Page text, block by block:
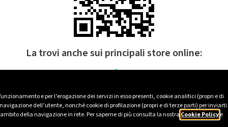
e per l’erogazione dei servizi in esso presenti, cookie analitici (propri e di
dell’utente, nonché cookie di profilazione (propri e di terze parti) per inviarti
della navigazione in rete. Per saperne di più consulta la nostra Cookie Policye
La trovi anche sui principali store online: